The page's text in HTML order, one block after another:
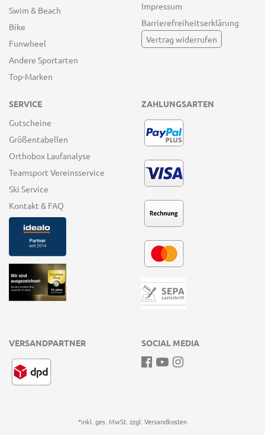
Swim & Beach
Bike
Funwheel
Andere Sportarten
Top-Marken
Impressum
Barrierefreiheitserklärung
Vertrag widerrufen
SERVICE
Gutscheine
Größentabellen
Orthobox Laufanalyse
Teamsport Vereinsservice
Ski Service
Kontakt & FAQ
ZAHLUNGSARTEN
VERSANDPARTNER SOCIAL MEDIA
*inkl. ges. MwSt. zzgl. Versandkosten